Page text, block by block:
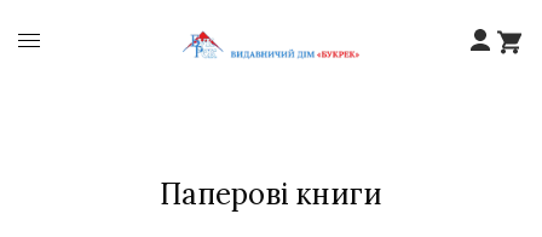
Паперові книги